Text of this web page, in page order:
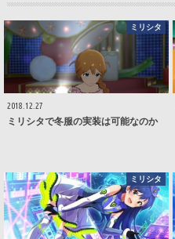
ミリシタ
2018.12.27
ミリシタで冬服の実装は可能なのか
ミリシタ